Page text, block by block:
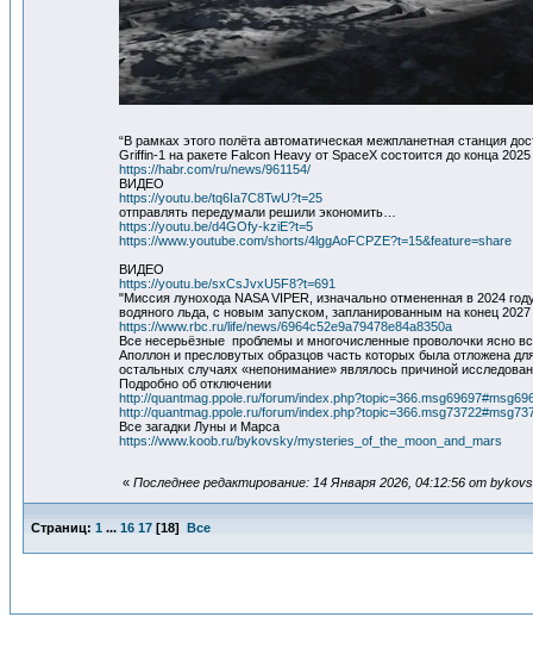
“В рамках этого полёта автоматическая межпланетная станция
Griffin-1 на ракете Falcon Heavy от SpaceX состоится до конца
https://habr.com/ru/news/961154/
ВИДЕО
https://youtu.be/tq6Ia7C8TwU?t=25
отправлять передумали решили экономить…
https://youtu.be/d4GOfy-kziE?t=5
https://www.youtube.com/shorts/4lggAoFCPZE?t=15&feature=share
ВИДЕО
https://youtu.be/sxCsJvxU5F8?t=691
"Миссия лунохода NASA VIPER, изначально отмененная в 2024
водяного льда, с новым запуском, запланированным на конец
https://www.rbc.ru/life/news/6964c52e9a79478e84a8350a
Все несерьёзные проблемы и многочисленные проволочки ясно
Аполлон и пресловутых образцов часть которых была отложена
остальных случаях «непонимание» являлось причиной
Подробно об отключении
http://quantmag.ppole.ru/forum/
http://quantmag.ppole.ru/forum/
Все загадки Луны и Марса
https://www.koob.ru/bykovsky/mysteries_of_the_moon_and_mars
« Последнее редактирование: 14 Января 2026, 04:12:56 от
Страниц: 1 ... 16 17 [18] Все